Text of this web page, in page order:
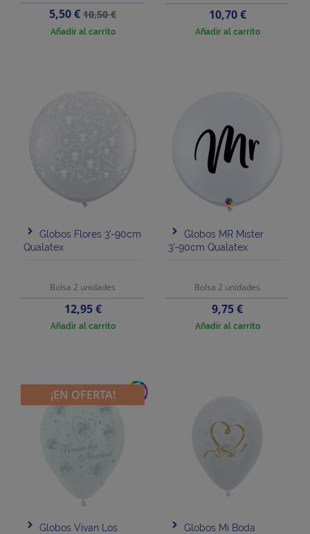
Precio
5,50 €Precio
base
10,50 €
Añadir al carrito
Precio
10,70 €
Añadir al carrito
Globos Flores 3'-90cm
Qualatex
Bolsa 2 unidades
Precio
12,95 €
Añadir al carrito
Globos MR Mister
3'-90cm Qualatex
Bolsa 2 unidades
Precio
9,75 €
Añadir al carrito
add
Globos Vivan Los
¡EN OFERTA!
Globos Mi Boda